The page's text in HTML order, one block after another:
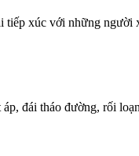
xúc với những
đái tháo đường, rối